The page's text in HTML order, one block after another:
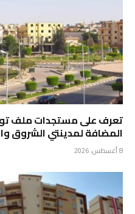
تعرف على مستجدات ملف
المضافة لمدينتي الشروق
8 أغسطس، 2026